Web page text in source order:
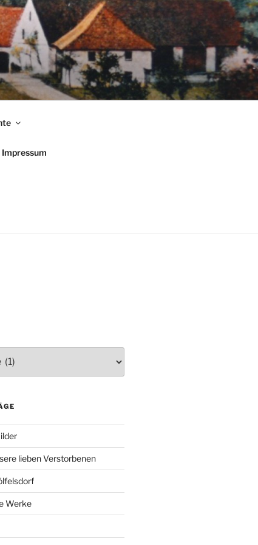
Impressum
lieben Verstorbenen
Werke